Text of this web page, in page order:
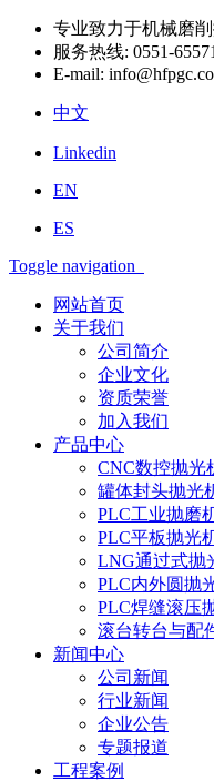
专业致力于机械磨
服务热线: 0551-
E-mail:
中文
Linkedin
EN
ES
Toggle navigation
网站首页
关于我们
公司简介
企业文化
资质荣誉
加入我们
产品中心
CNC数控抛光
罐体封头抛光
PLC工业抛磨
PLC平板抛光
LNG通过式抛
PLC内外圆抛
PLC焊缝滚压
滚台转台与配
新闻中心
公司新闻
行业新闻
企业公告
专题报道
工程案例